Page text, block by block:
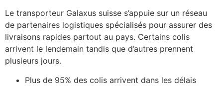
Le transporteur Galaxus suisse s’appuie sur un réseau
de partenaires logistiques spécialisés pour assurer des
livraisons rapides partout au pays. Certains colis
arrivent le lendemain tandis que d’autres prennent
plusieurs jours.
Plus de 95% des colis arrivent dans les délais